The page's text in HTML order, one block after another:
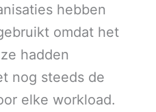
hebben
omdat het
hadden
nog steeds de
elke workload.